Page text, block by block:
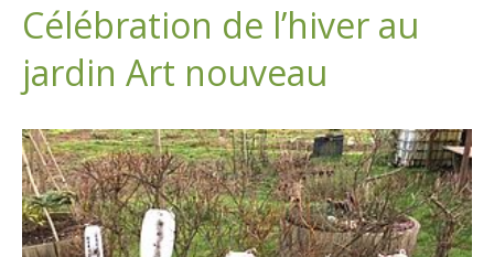
Célébration de l’hiver au
jardin Art nouveau